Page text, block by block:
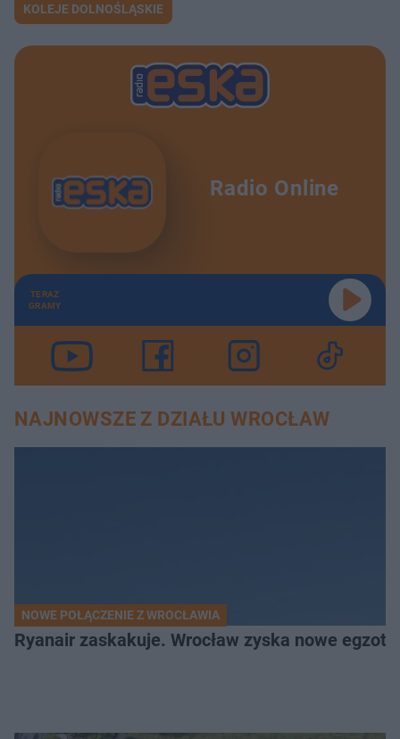
KOLEJE DOLNOŚLĄSKIE
Radio Online
TERAZ
GRAMY
NAJNOWSZE Z DZIAŁU WROCŁAW
NOWE POŁĄCZENIE Z WROCŁAWIA
Ryanair zaskakuje. Wrocław zyska nowe